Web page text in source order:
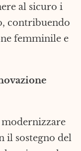
al sicuro i
contribuendo
femminile e
modernizzare
il sostegno del